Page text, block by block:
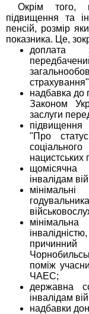
Окрім того,
підвищення та
пенсій, розмір
показника. Це,
доплата
надбавка до
Законом
заслуги
підвищення
"Про
нацистських
щомісячна
інвалідам
поміж
ЧАЕС;
державна
інвалідам
надбавки